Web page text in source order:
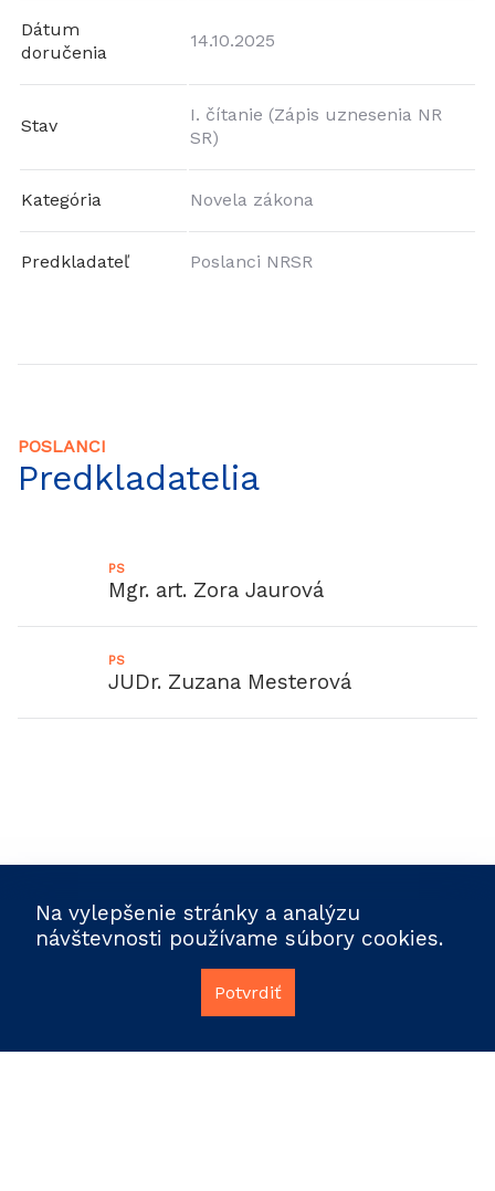
Na vylepšenie stránky a analýzu
návštevnosti používame súbory cookies.
Potvrdiť
Dátum
doručenia
14.10.2025
Stav
I. čítanie (Zápis uznesenia NR
SR)
Kategória Novela zákona
Predkladateľ Poslanci NRSR
POSLANCI
Predkladatelia
PS
Mgr. art. Zora Jaurová
PS
JUDr. Zuzana Mesterová